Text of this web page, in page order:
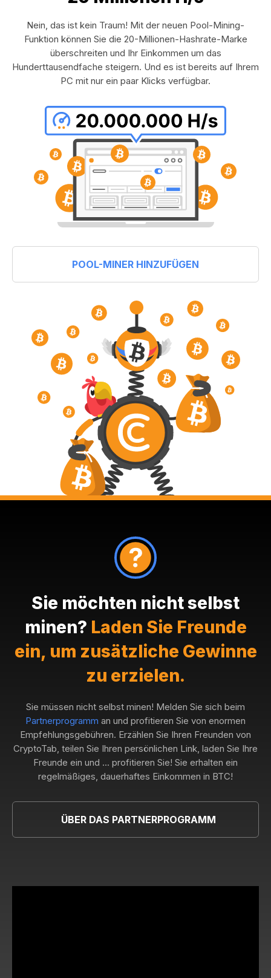
Nein, das ist kein Traum! Mit der neuen Pool-Mining-
Funktion können Sie die 20-Millionen-Hashrate-Marke
überschreiten und Ihr Einkommen um das
Hunderttausendfache steigern. Und es ist bereits auf Ihrem
PC mit nur ein paar Klicks verfügbar.
POOL-MINER HINZUFÜGEN
Sie möchten nicht selbst
minen? Laden Sie Freunde
ein, um zusätzliche Gewinne
zu erzielen.
Sie müssen nicht selbst minen! Melden Sie sich beim
Partnerprogramm an und profitieren Sie von enormen
Empfehlungsgebühren. Erzählen Sie Ihren Freunden von
CryptoTab, teilen Sie Ihren persönlichen Link, laden Sie Ihre
Freunde ein und ... profitieren Sie! Sie erhalten ein
regelmäßiges, dauerhaftes Einkommen in BTC!
ÜBER DAS PARTNERPROGRAMM